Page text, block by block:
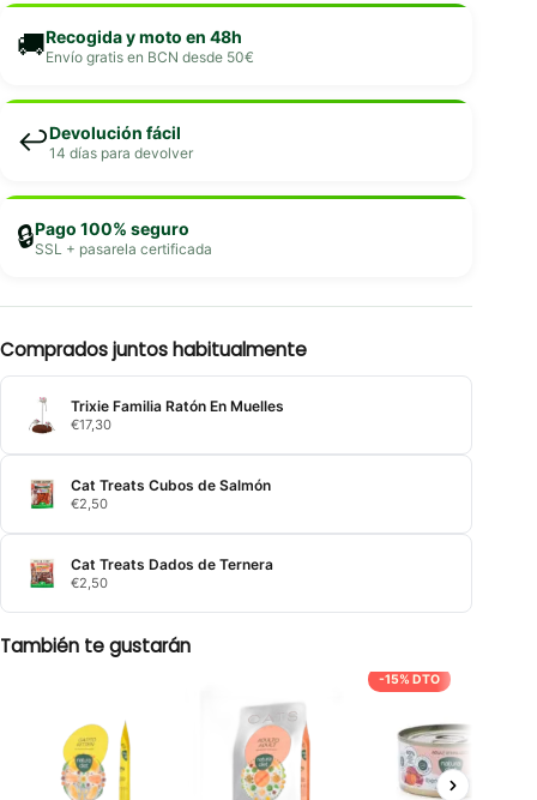
🚚Recogida y moto en 48h
Envío gratis en BCN desde 50€
↩️Devolución fácil
14 días para devolver
🔒Pago 100% seguro
SSL + pasarela certificada
Comprados juntos habitualmente
Trixie Familia Ratón En Muelles
€17,30
Cat Treats Cubos de Salmón
€2,50
Cat Treats Dados de Ternera
€2,50
También te gustarán
-15% DTO